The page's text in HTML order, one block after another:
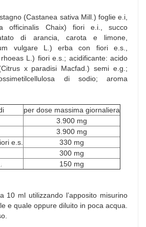
(Castanea sativa Mill.) foglie e.i,
officinalis Chaix) fiori e.i., succo
di arancia, carota e limone,
vulgare L.) erba con fiori e.s.,
L.) fiori e.s.; acidificante: acido
x paradisi Macfad.) semi e.g.;
di sodio; aroma
per dose massima giornaliera
3.900 mg
3.900 mg
e.s.
330 mg
300 mg
150 mg
10 ml utilizzando l’apposito misurino
e quale oppure diluito in poca acqua.